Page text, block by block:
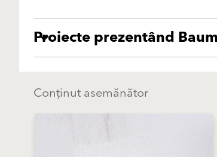
Proiecte prezentând
Conținut asemănător